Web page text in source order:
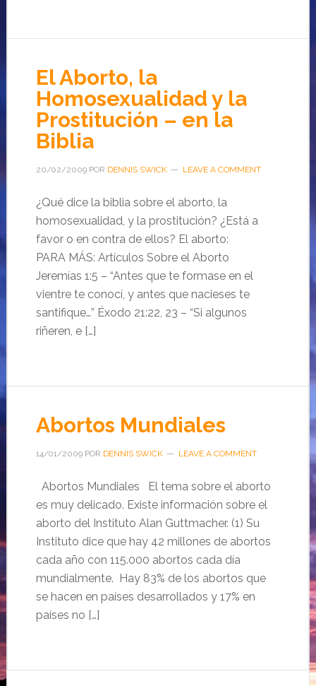
El Aborto, la
Homosexualidad y la
Prostitución – en la
Biblia
20/02/2009POR DENNIS SWICK LEAVE A COMMENT
¿Qué dice la biblia sobre el aborto, la
homosexualidad, y la prostitución? ¿Está a
favor o en contra de ellos? El aborto:
PARA MÁS: Artículos Sobre el Aborto
Jeremías 1:5 – “Antes que te formase en el
vientre te conocí, y antes que nacieses te
santifique…” Éxodo 21:22, 23 – “Si algunos
riñeren, e […]
Abortos Mundiales
14/01/2009POR DENNIS SWICK LEAVE A COMMENT
Abortos Mundiales El tema sobre el aborto
es muy delicado. Existe información sobre el
aborto del Instituto Alan Guttmacher. (1) Su
Instituto dice que hay 42 millones de abortos
cada año con 115.000 abortos cada día
mundialmente. Hay 83% de los abortos que
se hacen en países desarrollados y 17% en
países no […]